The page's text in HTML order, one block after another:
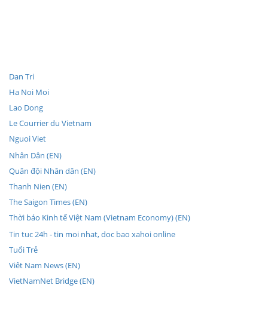
Dan Tri
Ha Noi Moi
Lao Dong
Le Courrier du Vietnam
Nguoi Viet
Nhân Dân (EN)
Quân đội Nhân dân (EN)
Thanh Nien (EN)
The Saigon Times (EN)
Thời báo Kinh tế Việt Nam (Vietnam Economy) (EN)
Tin tuc 24h - tin moi nhat, doc bao xahoi online
Tuổi Trẻ
Viêt Nam News (EN)
VietNamNet Bridge (EN)